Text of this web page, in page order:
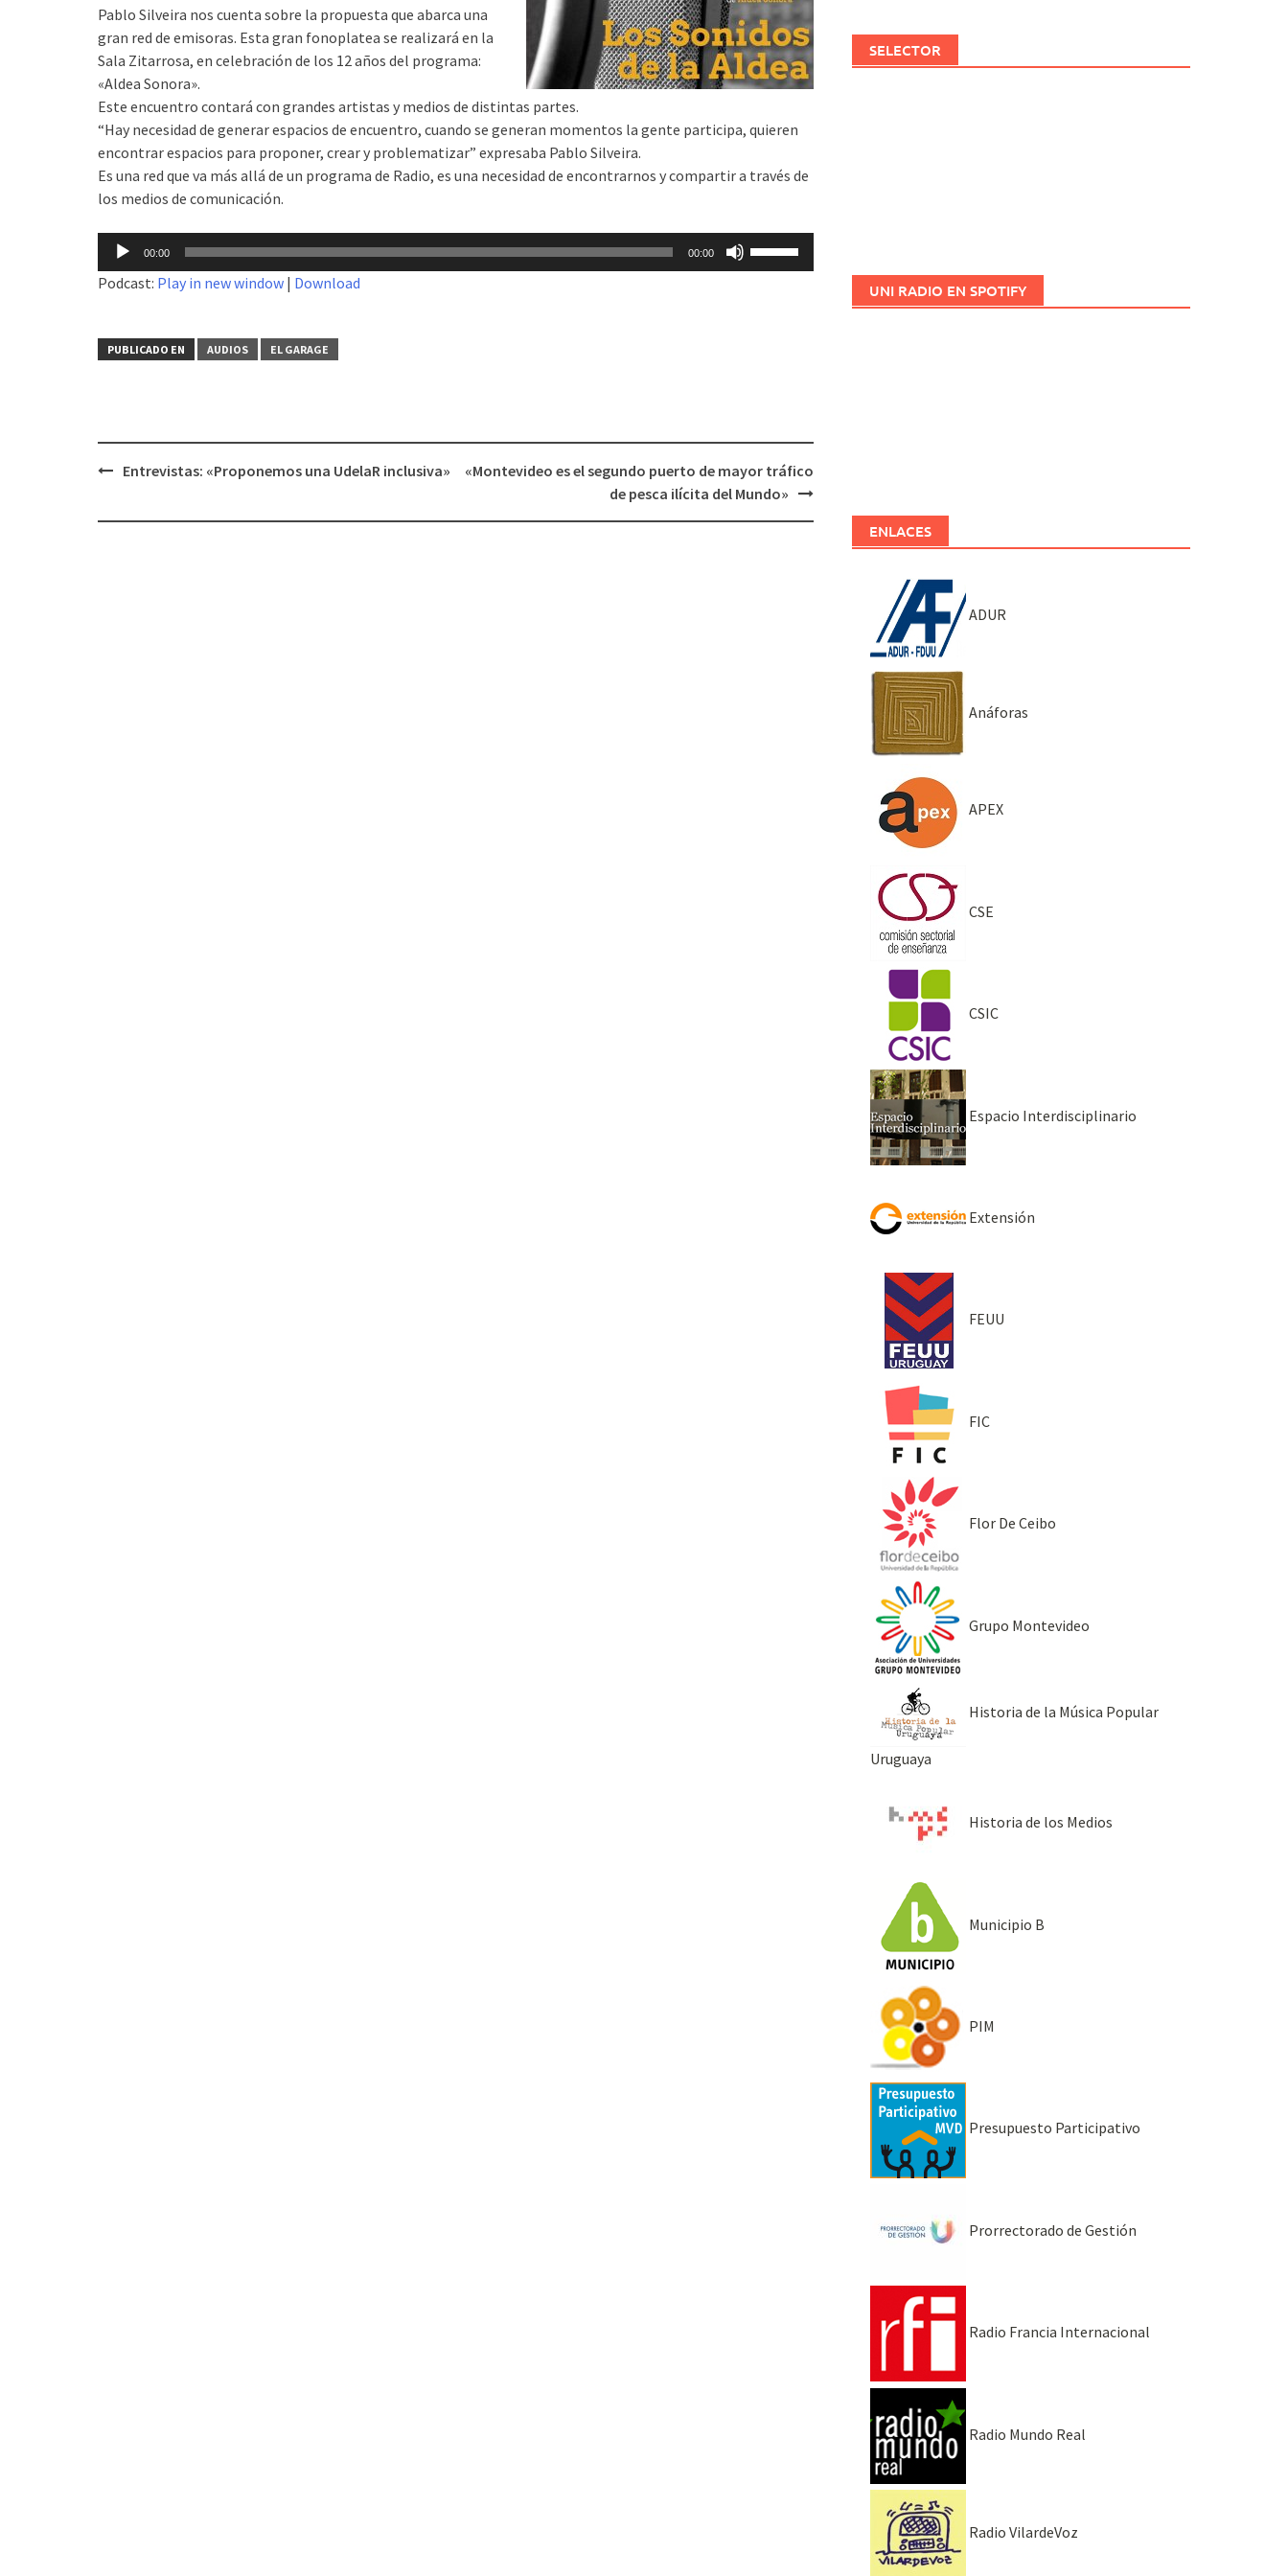
Pablo Silveira nos cuenta sobre la propuesta que abarca una
gran red de emisoras. Esta gran fonoplatea se realizará en la
Sala Zitarrosa, en celebración de los 12 años del programa:
«Aldea Sonora».
Este encuentro contará con grandes artistas y medios de distintas partes.
“Hay necesidad de generar espacios de encuentro, cuando se generan momentos la gente participa, quieren
encontrar espacios para proponer, crear y problematizar” expresaba Pablo Silveira.
Es una red que va más allá de un programa de Radio, es una necesidad de encontrarnos y compartir a través de
los medios de comunicación.
Reproductor
de
audio
00:00 00:00
el
volumen.
Podcast: Play in new window | Download
PUBLICADO EN AUDIOS EL GARAGE
Entrevistas: «Proponemos una UdelaR inclusiva»
«Montevideo es el segundo puerto de mayor tráfico
de pesca ilícita del Mundo»
SELECTOR
UNI RADIO EN SPOTIFY
ENLACES
ADUR
Anáforas
APEX
CSE
CSIC
Espacio Interdisciplinario
Extensión
FEUU
FIC
Flor De Ceibo
Grupo Montevideo
Historia de la Música Popular
Uruguaya
Historia de los Medios
Municipio B
PIM
Presupuesto Participativo
Prorrectorado de Gestión
Radio Francia Internacional
Radio Mundo Real
Radio VilardeVoz